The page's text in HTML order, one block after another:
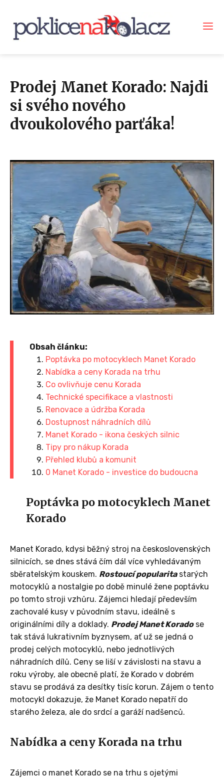
Prodej Manet Korado: Najdi
si svého nového
dvoukolového parťáka!
Obsah článku:
Poptávka po motocyklech Manet Korado
Nabídka a ceny Korada na trhu
Co ovlivňuje cenu Korada
Technické specifikace a vlastnosti
Renovace a údržba Korada
Dostupnost náhradních dílů
Manet Korado - ikona českých silnic
Tipy pro nákup Korada
Přehled klubů a komunit
0 Manet Korado - investice do budoucna
Poptávka po motocyklech Manet
Korado
Manet Korado, kdysi běžný stroj na československých
silnicích, se dnes stává čím dál více vyhledávaným
sběratelským kouskem. Rostoucí popularitastarých
motocyklů a nostalgie po době minulé žene poptávku
po tomto stroji vzhůru. Zájemci hledají především
zachovalé kusy v původním stavu, ideálně s
originálními díly a doklady. Prodej Manet Koradose
tak stává lukrativním byznysem, ať už se jedná o
prodej celých motocyklů, nebo jednotlivých
náhradních dílů. Ceny se liší v závislosti na stavu a
roku výroby, ale obecně platí, že Korado v dobrém
stavu se prodává za desítky tisíc korun. Zájem o tento
motocykl dokazuje, že Manet Korado nepatří do
starého železa, ale do srdcí a garáží nadšenců.
Nabídka a ceny Korada na trhu
Zájemci o manet Korado se na trhu s ojetými